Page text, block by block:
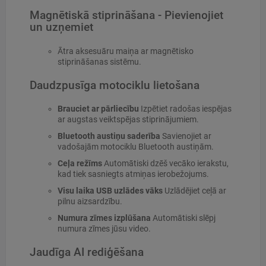
Magnētiskā stiprināšana - Pievienojiet
un uzņemiet
Ātra aksesuāru maiņa ar magnētisko
stiprināšanas sistēmu.
Daudzpusīga motociklu lietošana
Brauciet ar pārliecību Izpētiet radošas iespējas
ar augstas veiktspējas stiprinājumiem.
Bluetooth austiņu saderība Savienojiet ar
vadošajām motociklu Bluetooth austiņām.
Ceļa režīmsAutomātiski dzēš vecāko ierakstu,
kad tiek sasniegts atmiņas ierobežojums.
Visu laika USB uzlādes vāksUzlādējiet ceļā ar
pilnu aizsardzību.
Numura zīmes izplūšana Automātiski slēpj
numura zīmes jūsu video.
Jaudīga AI rediģēšana